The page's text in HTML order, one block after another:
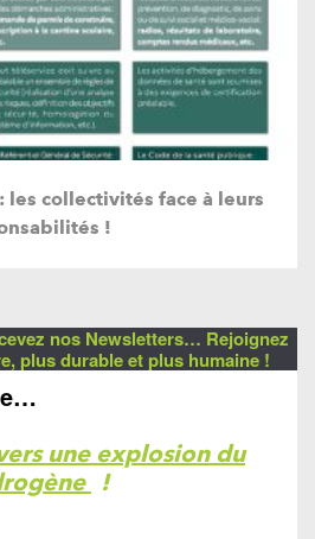
les collectivités face à leurs
!
nos Newsletters… Rejoignez
plus durable et plus humaine !
une explosion du
!